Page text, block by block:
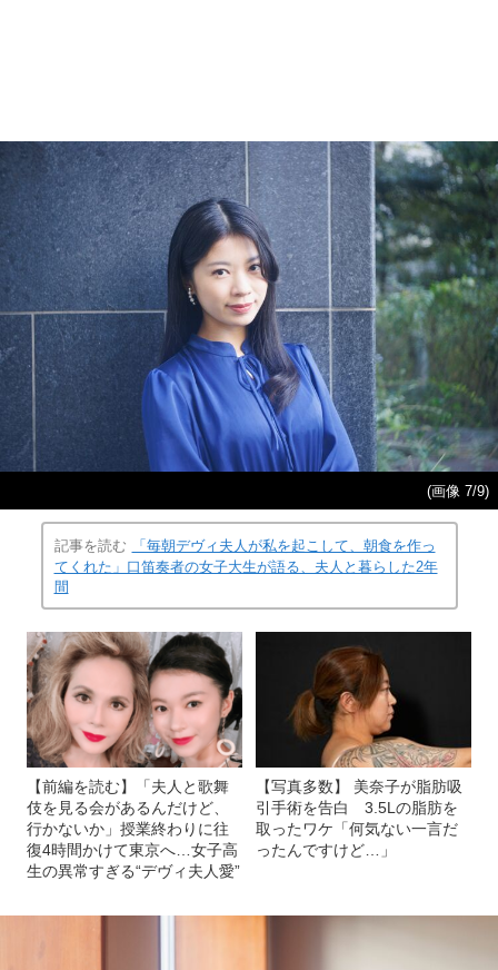
(画像 7/9)
記事を読む
「毎朝デヴィ夫人が私を起こして、朝食を作っ
てくれた」口笛奏者の女子大生が語る、夫人と暮らした2年
間
【前編を読む】「夫人と歌舞
伎を見る会があるんだけど、
行かないか」授業終わりに往
復4時間かけて東京へ…女子高
生の異常すぎる“デヴィ夫人愛”
【写真多数】 美奈子が脂肪吸
引手術を告白 3.5Lの脂肪を
取ったワケ「何気ない一言だ
ったんですけど…」